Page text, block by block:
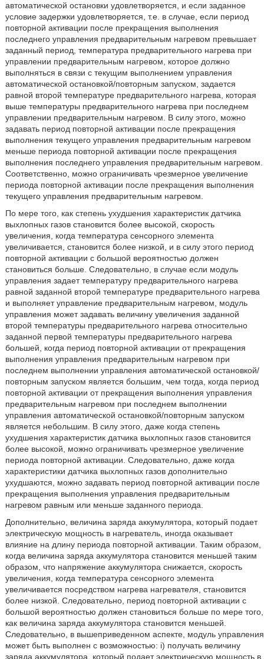
автоматической остановки удовлетворяется, и если заданное
условие задержки удовлетворяется, т.е. в случае, если период
повторной активации после прекращения выполнения
последнего управления предварительным нагревом превышает
заданный период, температура предварительного нагрева при
управлении предварительным нагревом, которое должно
выполняться в связи с текущим выполнением управления
автоматической остановкой/повторным запуском, задается
равной второй температуре предварительного нагрева, которая
выше температуры предварительного нагрева при последнем
управлении предварительным нагревом. В силу этого, можно
задавать период повторной активации после прекращения
выполнения текущего управления предварительным нагревом
меньше периода повторной активации после прекращения
выполнения последнего управления предварительным нагревом.
Соответственно, можно ограничивать чрезмерное увеличение
периода повторной активации после прекращения выполнения
текущего управления предварительным нагревом.
По мере того, как степень ухудшения характеристик датчика
выхлопных газов становится более высокой, скорость
увеличения, когда температура сенсорного элемента
увеличивается, становится более низкой, и в силу этого период
повторной активации с большой вероятностью должен
становиться больше. Следовательно, в случае если модуль
управления задает температуру предварительного нагрева
равной заданной второй температуре предварительного нагрева
и выполняет управление предварительным нагревом, модуль
управления может задавать величину увеличения заданной
второй температуры предварительного нагрева относительно
заданной первой температуры предварительного нагрева
большей, когда период повторной активации от прекращения
выполнения управления предварительным нагревом при
последнем выполнении управления автоматической остановкой/
повторным запуском является большим, чем тогда, когда период
повторной активации от прекращения выполнения управления
предварительным нагревом при последнем выполнении
управления автоматической остановкой/повторным запуском
является небольшим. В силу этого, даже когда степень
ухудшения характеристик датчика выхлопных газов становится
более высокой, можно ограничивать чрезмерное увеличение
периода повторной активации. Следовательно, даже когда
характеристики датчика выхлопных газов дополнительно
ухудшаются, можно задавать период повторной активации после
прекращения выполнения управления предварительным
нагревом равным или меньше заданного периода.
Дополнительно, величина заряда аккумулятора, который подает
электрическую мощность в нагреватель, иногда оказывает
влияние на длину периода повторной активации. Таким образом,
когда величина заряда аккумулятора становится меньшей таким
образом, что напряжение аккумулятора снижается, скорость
увеличения, когда температура сенсорного элемента
увеличивается посредством нагрева нагревателя, становится
более низкой. Следовательно, период повторной активации с
большой вероятностью должен становиться больше по мере того,
как величина заряда аккумулятора становится меньшей.
Следовательно, в вышеприведенном аспекте, модуль управления
может быть выполнен с возможностью: i) получать величину
заряда аккумулятора, который подает электрическую мощность в